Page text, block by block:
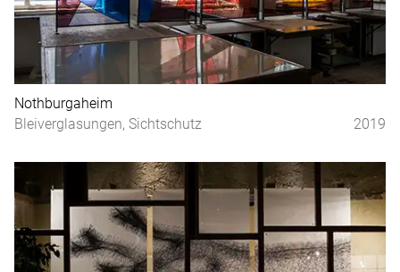
Nothburgaheim
Bleiverglasungen, Sichtschutz
2019